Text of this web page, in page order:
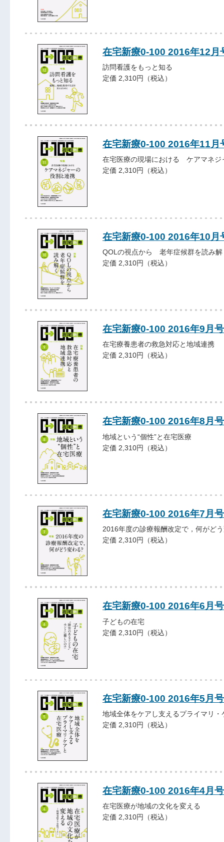
在宅新療0-100 2016年12月
訪問看護をもっと知る
定価 2,310円（税込）
在宅新療0-100 2016年11月
在宅医療の現場における ケアマネジ
定価 2,310円（税込）
在宅新療0-100 2016年10月
QOLの視点から 老年症候群を読み解
定価 2,310円（税込）
在宅新療0-100 2016年9月号
在宅療養患者の救急対応と地域連携
定価 2,310円（税込）
在宅新療0-100 2016年8月号
地域という“個性”と在宅医療
定価 2,310円（税込）
在宅新療0-100 2016年7月号
2016年度の診療報酬改定で，何がど
定価 2,310円（税込）
在宅新療0-100 2016年6月号
子どもの在宅
定価 2,310円（税込）
在宅新療0-100 2016年5月号
地域全体をケアし支えるプライマリ・
定価 2,310円（税込）
在宅新療0-100 2016年4月号
在宅医療が地域の文化を変える
定価 2,310円（税込）